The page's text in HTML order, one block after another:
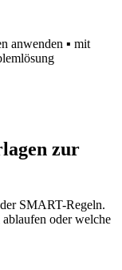
anwenden ▪ mit
zur
SMART-Regeln.
oder welche